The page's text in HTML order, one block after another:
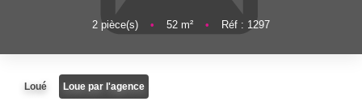
NOTRE AGENCE
Notre Équipe
2 pièce(s) • 52 m² • Réf : 1297
Loué Loue par l'agence